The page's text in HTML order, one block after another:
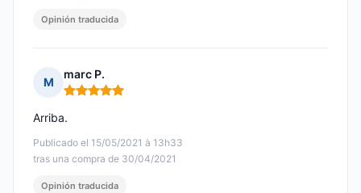
Opinión traducida
M
marc P.
Nota: 5 de 5
Publicado el 15/05/2021 à 13h33
tras una compra de 30/04/2021
Arriba.
Opinión traducida